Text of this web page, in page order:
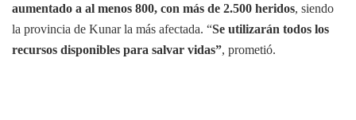
aumentado a al menos 800, con más de 2.500 heridos, siendo
la provincia de Kunar la más afectada. “Se utilizarán todos los
recursos disponibles para salvar vidas”, prometió.